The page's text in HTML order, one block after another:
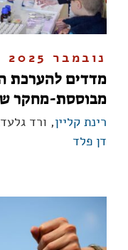
נובמבר 2025
מדדים להערכת
מבוססת-מחקר
רינת קליין, ורד
דן פלד